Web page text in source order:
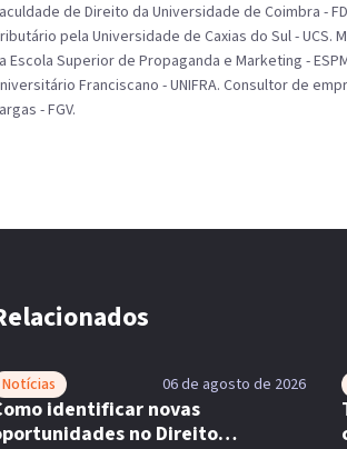
de Direito da Universidade de Coimbra -
pela Universidade de Caxias do Sul - UCS.
Escola Superior de Propaganda e Marketing -
Franciscano - UNIFRA. Consultor de
- FGV.
Notícias 06 de agosto de 2026
identificar novas
no Direito